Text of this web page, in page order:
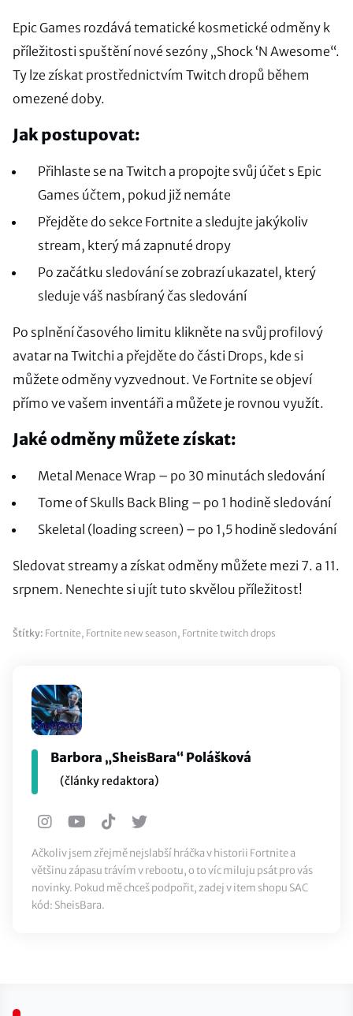
Epic Games rozdává tematické kosmetické odměny k
příležitosti spuštění nové sezóny „Shock ‘N Awesome“.
Ty lze získat prostřednictvím Twitch dropů během
omezené doby.
Jak postupovat:
Přihlaste se na Twitch a propojte svůj účet s Epic
Games účtem, pokud již nemáte
Přejděte do sekce Fortnite a sledujte jakýkoliv
stream, který má zapnuté dropy
Po začátku sledování se zobrazí ukazatel, který
sleduje váš nasbíraný čas sledování
Po splnění časového limitu klikněte na svůj profilový
avatar na Twitchi a přejděte do části Drops, kde si
můžete odměny vyzvednout. Ve Fortnite se objeví
přímo ve vašem inventáři a můžete je rovnou využít.
Jaké odměny můžete získat:
Metal Menace Wrap – po 30 minutách sledování
Tome of Skulls Back Bling – po 1 hodině sledování
Skeletal (loading screen) – po 1,5 hodině sledování
Sledovat streamy a získat odměny můžete mezi 7. a 11.
srpnem. Nenechte si ujít tuto skvělou příležitost!
Štítky: Fortnite, Fortnite new season, Fortnite twitch drops
Barbora „SheisBara“ Polášková
(články redaktora)
Ačkoliv jsem zřejmě nejslabší hráčka v historii Fortnite a
většinu zápasu trávím v rebootu, o to víc miluju psát pro vás
novinky. Pokud mě chceš podpořit, zadej v item shopu SAC
kód: SheisBara.